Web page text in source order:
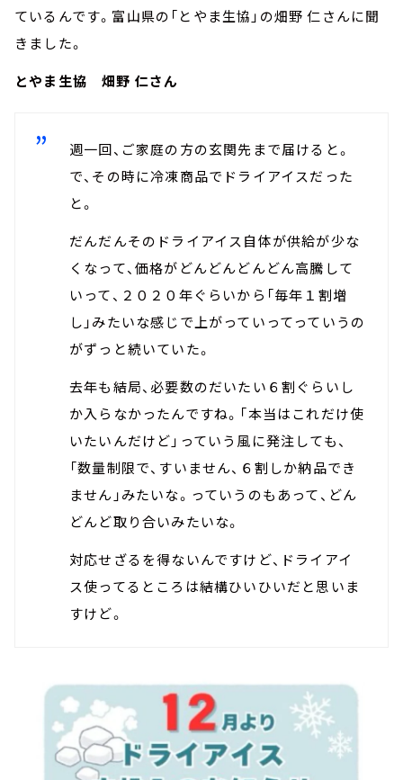
ているんです。富山県の「とやま生協」の畑野 仁さんに聞
きました。
とやま生協 畑野 仁さん
週一回、ご家庭の方の玄関先まで届けると。
で、その時に冷凍商品でドライアイスだった
と。
だんだんそのドライアイス自体が供給が少な
くなって、価格がどんどんどんどん高騰して
いって、２０２０年ぐらいから「毎年１割増
し」みたいな感じで上がっていってっていうの
がずっと続いていた。
去年も結局、必要数のだいたい６割ぐらいし
か入らなかったんですね。「本当はこれだけ使
いたいんだけど」っていう風に発注しても、
「数量制限で、すいません、６割しか納品でき
ません」みたいな。っていうのもあって、どん
どんど取り合いみたいな。
対応せざるを得ないんですけど、ドライアイ
ス使ってるところは結構ひいひいだと思いま
すけど。